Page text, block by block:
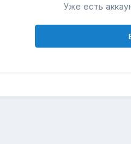
Уже есть